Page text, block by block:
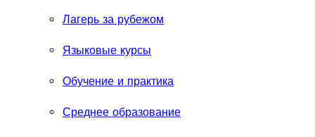
Лагерь за рубежом
Языковые курсы
Обучение и практика
Среднее образование